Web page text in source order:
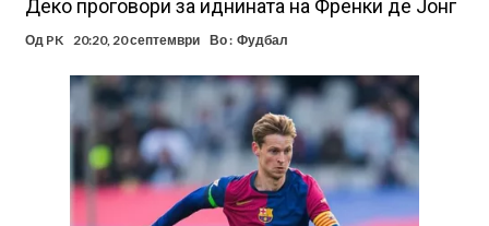
Деко проговори за иднината на Френки де Јонг
Од PK 20:20, 20 септември Во : Фудбал